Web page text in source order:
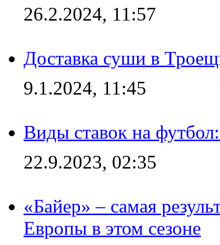
26.2.2024, 11:57
Доставка суши в
9.1.2024, 11:45
Виды ставок на
22.9.2023, 02:35
«Байер» – самая
Европы в этом сезоне